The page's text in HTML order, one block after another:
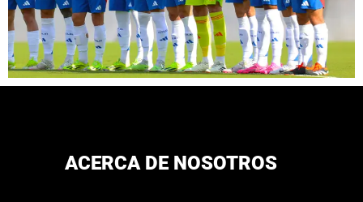
ACERCA DE NOSOTROS